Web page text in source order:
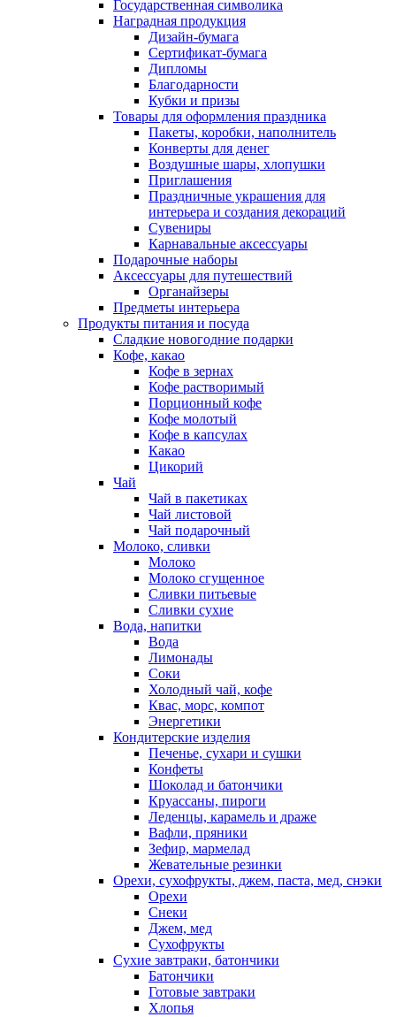
Государственная символика
Наградная продукция
Дизайн-бумага
Сертификат-бумага
Дипломы
Благодарности
Кубки и призы
Товары для оформления праздника
Пакеты, коробки, наполнитель
Конверты для денег
Воздушные шары, хлопушки
Приглашения
Праздничные украшения для
интерьера и создания декораций
Сувениры
Карнавальные аксессуары
Подарочные наборы
Аксессуары для путешествий
Органайзеры
Предметы интерьера
Продукты питания и посуда
Сладкие новогодние подарки
Кофе, какао
Кофе в зернах
Кофе растворимый
Порционный кофе
Кофе молотый
Кофе в капсулах
Какао
Цикорий
Чай
Чай в пакетиках
Чай листовой
Чай подарочный
Молоко, сливки
Молоко
Молоко сгущенное
Сливки питьевые
Сливки сухие
Вода, напитки
Вода
Лимонады
Соки
Холодный чай, кофе
Квас, морс, компот
Энергетики
Кондитерские изделия
Печенье, сухари и сушки
Конфеты
Шоколад и батончики
Круассаны, пироги
Леденцы, карамель и драже
Вафли, пряники
Зефир, мармелад
Жевательные резинки
Орехи, сухофрукты, джем, паста, мед, снэки
Орехи
Снеки
Джем, мед
Сухофрукты
Сухие завтраки, батончики
Батончики
Готовые завтраки
Хлопья